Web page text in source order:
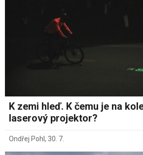
K zemi hleď. K čemu je na
laserový projektor?
Ondřej Pohl , 30. 7.